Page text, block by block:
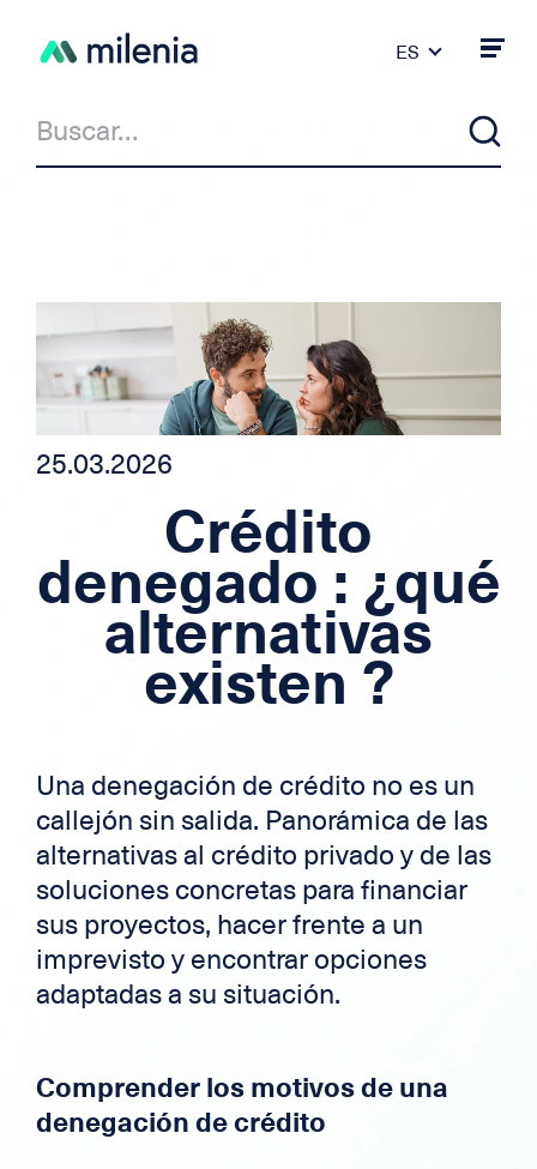
ES
25.03.2026
Crédito
denegado : ¿qué
alternativas
existen ?
Una denegación de crédito no es un
callejón sin salida. Panorámica de las
alternativas al crédito privado y de las
soluciones concretas para financiar
sus proyectos, hacer frente a un
imprevisto y encontrar opciones
adaptadas a su situación.
Comprender los motivos de una
denegación de crédito
Milenia & Co
Crédito Privado
Crédito auto/moto
Hipoteca
Crédito transfronterizo
Tarjeta de crédito